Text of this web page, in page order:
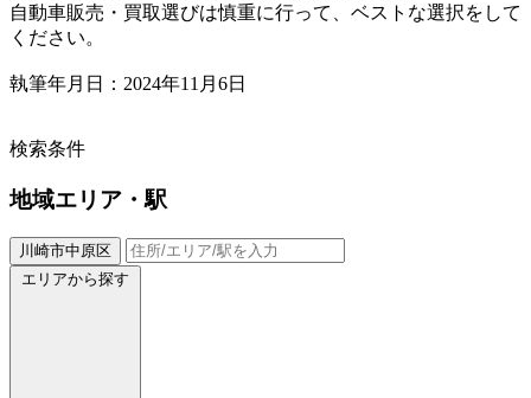
自動車販売・買取選びは慎重に行って、ベストな選択をして
ください。
執筆年月日：2024年11月6日
検索条件
地域エリア・駅
川崎市中原区
エリアから探す